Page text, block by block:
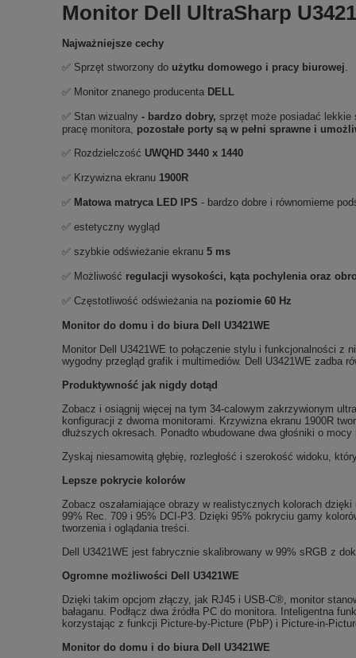
Monitor Dell UltraSharp
Najważniejsze cechy
✅ Sprzęt stworzony do użytku domowego i pracy biurowej.
✅ Monitor znanego producenta DELL
✅ Stan wizualny- bardzo dobry,sprzęt może posiadać lekkie
pracę monitora, pozostałe porty są w pełni sprawne i
✅ Rozdzielczość UWQHD 3440 x 1440
✅ Krzywizna ekranu 1900R
✅ Matowa matryca LED IPS- bardzo dobre i równomierne
✅ estetyczny wygląd
✅ szybkie odświeżanie ekranu5 ms
✅ Możliwość regulacji wysokości, kąta pochylenia oraz
✅ Częstotliwość odświeżania na poziomie 60 Hz
Monitor do domu i do biura Dell U3421WE
Monitor Dell U3421WE to połączenie stylu i funkcjonalności z
wygodny przegląd grafik i multimediów. Dell U3421WE zadba
Produktywność jak nigdy dotąd
Zobacz i osiągnij więcej na tym 34-calowym zakrzywionym
konfiguracji z dwoma monitorami. Krzywizna ekranu 1900R
dłuższych okresach. Ponadto wbudowane dwa głośniki o
Zyskaj niesamowitą głębię, rozległość i szerokość widoku,
Lepsze pokrycie kolorów
Zobacz oszałamiające obrazy w realistycznych kolorach
99% Rec. 709 i 95% DCI-P3. Dzięki 95% pokryciu gamy
tworzenia i oglądania treści.
Dell U3421WE jest fabrycznie skalibrowany w 99% sRGB z
Ogromne możliwości Dell U3421WE
Dzięki takim opcjom złączy, jak RJ45 i USB-C®, monitor
bałaganu. Podłącz dwa źródła PC do monitora. Inteligentna
korzystając z funkcji Picture-by-Picture (PbP) i Picture-in-
Monitor do domu i do biura Dell U3421WE